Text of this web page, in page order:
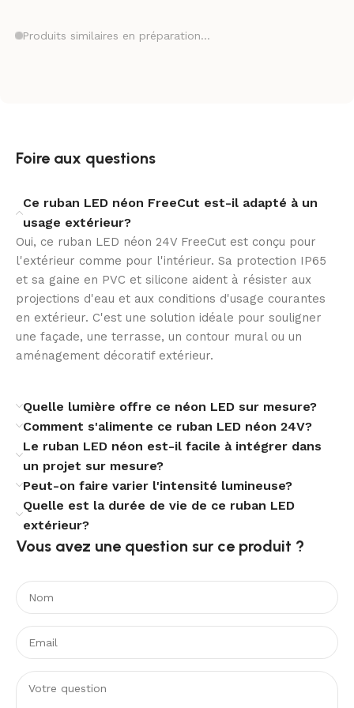
d’accentuation.
La technologie FreeCut répond à un besoin essentiel
dans les projets sur mesure : obtenir la bonne
longueur sans compromis esthétique. Elle permet
d’adapter le ruban LED néon avec précision afin de
suivre les dimensions réelles de l’installation et de
simplifier l’intégration sur site.
Cette liberté de coupe convient particulièrement aux
ainsi d’un éclairage extérieur sur mesure plus propre
visuellement et mieux proportionné à votre support.
Flexibilité discrète et design compact
Avec ses dimensions réduites, la série NFLEX6 se
distingue par sa finesse et sa discrétion. Ce format
permet de réaliser des lignes lumineuses
projet. Le ruban épouse les courbes et accompagne
les tracés avec une grande souplesse.
Sa fabrication en PVC et silicone participe à cet
équilibre entre tenue, flexibilité et finition. Le résultat
est aussi convaincant sur des applications décoratives
minimalistes que sur des installations plus techniques
Produits similaires en préparation…
Foire aux questions
Ce ruban LED néon FreeCut est-il adapté à un
usage extérieur?
Oui, ce ruban LED néon 24V FreeCut est conçu pour
l'extérieur comme pour l'intérieur. Sa protection IP65
et sa gaine en PVC et silicone aident à résister aux
projections d'eau et aux conditions d'usage courantes
en extérieur. C'est une solution idéale pour souligner
une façade, une terrasse, un contour mural ou un
aménagement décoratif extérieur.
Quelle lumière offre ce néon LED sur mesure?
Comment s'alimente ce ruban LED néon 24V?
Le ruban LED néon est-il facile à intégrer dans
un projet sur mesure?
Peut-on faire varier l'intensité lumineuse?
Quelle est la durée de vie de ce ruban LED
extérieur?
Vous avez une question sur ce produit ?​